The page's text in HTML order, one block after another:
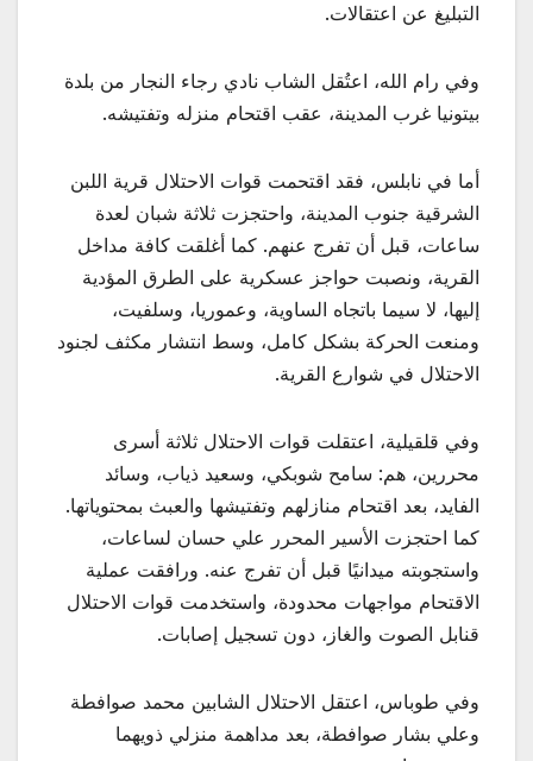
التبليغ عن اعتقالات.
وفي رام الله، اعتُقل الشاب نادي رجاء النجار من بلدة
بيتونيا غرب المدينة، عقب اقتحام منزله وتفتيشه.
أما في نابلس، فقد اقتحمت قوات الاحتلال قرية اللبن
الشرقية جنوب المدينة، واحتجزت ثلاثة شبان لعدة
ساعات، قبل أن تفرج عنهم. كما أغلقت كافة مداخل
القرية، ونصبت حواجز عسكرية على الطرق المؤدية
إليها، لا سيما باتجاه الساوية، وعموريا، وسلفيت،
ومنعت الحركة بشكل كامل، وسط انتشار مكثف لجنود
الاحتلال في شوارع القرية.
وفي قلقيلية، اعتقلت قوات الاحتلال ثلاثة أسرى
محررين، هم: سامح شوبكي، وسعيد ذياب، وسائد
الفايد، بعد اقتحام منازلهم وتفتيشها والعبث بمحتوياتها.
كما احتجزت الأسير المحرر علي حسان لساعات،
واستجوبته ميدانيًا قبل أن تفرج عنه. ورافقت عملية
الاقتحام مواجهات محدودة، واستخدمت قوات الاحتلال
قنابل الصوت والغاز، دون تسجيل إصابات.
وفي طوباس، اعتقل الاحتلال الشابين محمد صوافطة
وعلي بشار صوافطة، بعد مداهمة منزلي ذويهما